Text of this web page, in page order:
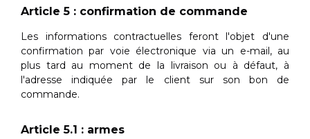
Article 5 : confirmation de commande
Les informations contractuelles feront l'objet d'une
confirmation par voie électronique via un e-mail, au
plus tard au moment de la livraison ou à défaut, à
l'adresse indiquée par le client sur son bon de
commande.
Article 5.1 : armes